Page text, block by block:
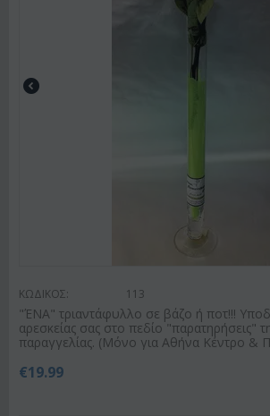
ΚΩΔΙΚΟΣ: 113
"ΈΝΑ" τριαντάφυλλο σε βάζο ή ποτ!!!
αρεσκείας σας στο πεδίο "παρατηρήσεις"
παραγγελίας. (Μόνο για Αθήνα Κέντρο &
€19.99